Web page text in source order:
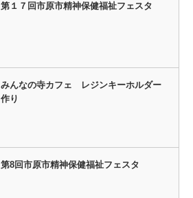
第１７回市原市精神保健福祉フェスタ
みんなの寺カフェ レジンキーホルダー
作り
第8回市原市精神保健福祉フェスタ